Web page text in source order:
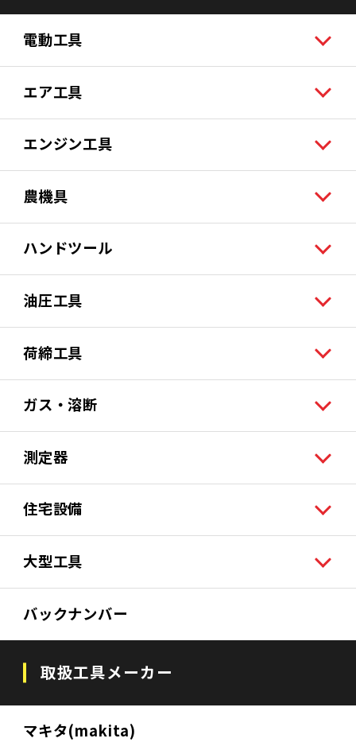
電動工具
エア工具
エンジン工具
農機具
ハンドツール
油圧工具
荷締工具
ガス・溶断
測定器
住宅設備
大型工具
バックナンバー
取扱工具メーカー
マキタ(makita)